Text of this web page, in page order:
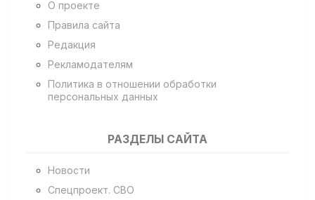
О проекте
Правила сайта
Редакция
Рекламодателям
Политика в отношении обработки
персональных данных
РАЗДЕЛЫ САЙТА
Новости
Спецпроект. СВО